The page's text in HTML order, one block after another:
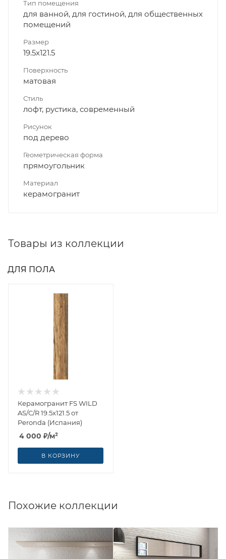
Тип помещения
для ванной, для гостиной, для общественных
помещений
Размер
19.5x121.5
Поверхность
матовая
Стиль
лофт, рустика, современный
Рисунок
под дерево
Геометрическая форма
прямоугольник
Материал
керамогранит
Товары из коллекции
ДЛЯ ПОЛА
Керамогранит FS WILD
AS/C/R 19.5x121.5 от
Peronda (Испания)
4 000 ₽/м²
В КОРЗИНУ
Похожие коллекции